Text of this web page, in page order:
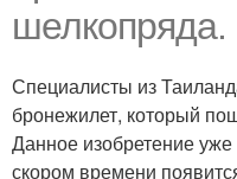
шелкопряда.
Специалисты из
бронежилет, который
Данное изобретение
скором времени